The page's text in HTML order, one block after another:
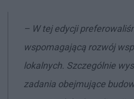
– W tej edycji
wspomagającą rozwój
lokalnych. Szczególnie
zadania obejmujące